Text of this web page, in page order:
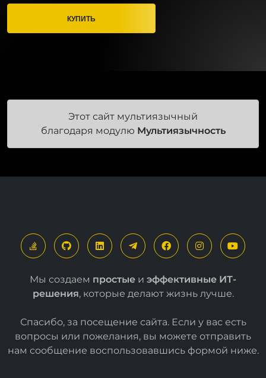
КУПИТЬ
Этот сайт мультиязычный
благодаря модулю Мультиязычность
Мы создаем простые и эффективные ИТ-
решения, которые делают жизнь лучше.
Спасибо, за посещение сайта. Если у вас есть
вопросы или пожелания, вы можете отправить
нам сообщение воспользовавшись формой ниже.